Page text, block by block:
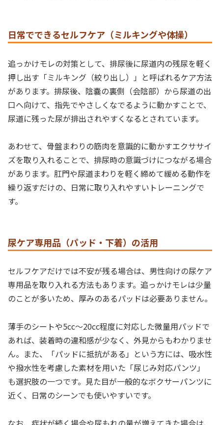
日常でできるセルフケア（ミルキングや体操）
追っかけモレの対策として、排尿後に尿道内の残尿を軽く
押し出す「ミルキング（絞り出し）」と呼ばれるケア方法
があります。排尿後、陰嚢の裏側（会陰部）から尿道の出
口へ向けて、指先でやさしくなでるように動かすことで、
尿道に残った尿が排出されやすくなるとされています。
あわせて、骨盤まわりの筋肉を意識的に動かすエクササイ
ズを取り入れることで、排尿時の意識づけにつながる場合
があります。肛門や尿道まわりを軽く締めて緩める動作を
繰り返すだけの、日常に取り入れやすいトレーニングで
す。
尿ケア専用品（パッド・下着）の活用
セルフケアだけでは不安が残る場合は、男性向けの尿ケア
専用品を取り入れる方法もあります。追っかけモレは少量
のことが多いため、厚みのあるパッドは必要ありません。
薄手のシートや5cc〜20cc程度に対応した微量用パッドで
あれば、装着時の違和感が少なく、外見からもわかりませ
ん。また、「パッドに抵抗がある」という方には、吸水性
や撥水性を考慮した素材を用いた「尿じみ対応パンツ」
も選択肢の一つです。見た目が一般的なボクサーパンツに
近く、日常のシーンでも使いやすいです。